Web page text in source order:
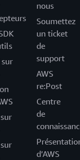
sur
nous
Soumettez
un ticket
de
support
AWS
re:Post
Centre
de
d’AWS